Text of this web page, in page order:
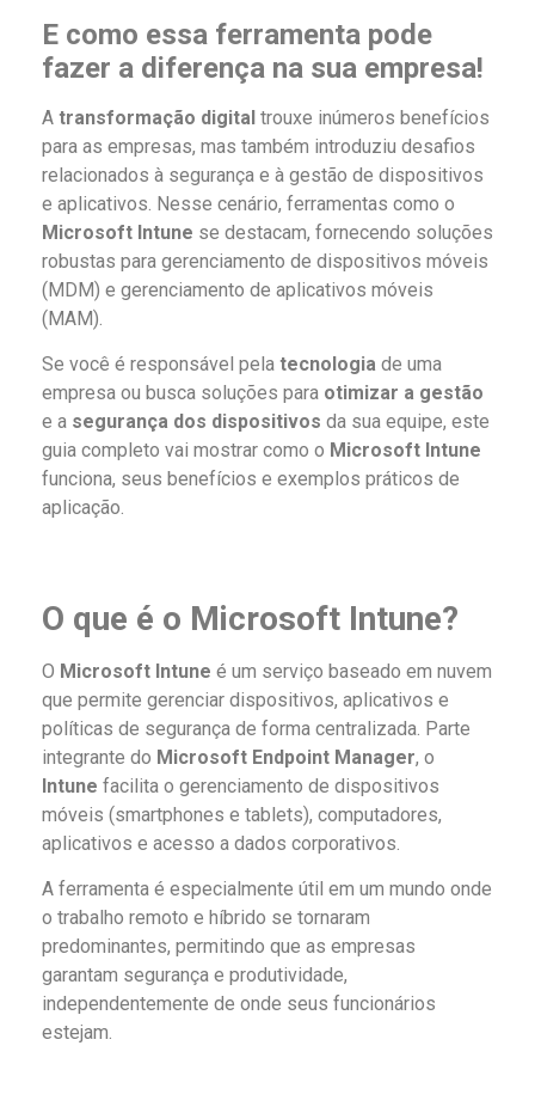
E como essa ferramenta pode
fazer a diferença na sua empresa!
A transformação digital trouxe inúmeros benefícios
para as empresas, mas também introduziu desafios
relacionados à segurança e à gestão de dispositivos
e aplicativos. Nesse cenário, ferramentas como o
Microsoft Intune se destacam, fornecendo soluções
robustas para gerenciamento de dispositivos móveis
(MDM) e gerenciamento de aplicativos móveis
(MAM).
Se você é responsável pela tecnologia de uma
empresa ou busca soluções para otimizar a gestão
e a segurança dos dispositivos da sua equipe, este
guia completo vai mostrar como o Microsoft Intune
funciona, seus benefícios e exemplos práticos de
aplicação.
O que é o Microsoft Intune?
O Microsoft Intune é um serviço baseado em nuvem
que permite gerenciar dispositivos, aplicativos e
políticas de segurança de forma centralizada. Parte
integrante do Microsoft Endpoint Manager, o
Intune facilita o gerenciamento de dispositivos
móveis (smartphones e tablets), computadores,
aplicativos e acesso a dados corporativos.
A ferramenta é especialmente útil em um mundo onde
o trabalho remoto e híbrido se tornaram
predominantes, permitindo que as empresas
garantam segurança e produtividade,
independentemente de onde seus funcionários
estejam.